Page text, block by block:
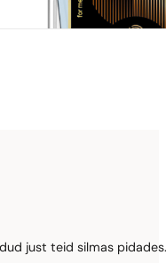
just teid silmas